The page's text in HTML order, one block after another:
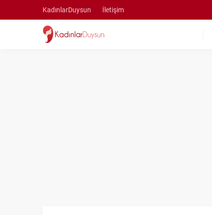
KadınlarDuysun İletişim